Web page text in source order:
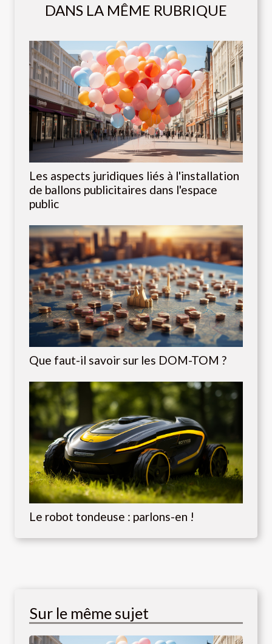
DANS LA MÊME RUBRIQUE
Les aspects juridiques liés à l'installation
de ballons publicitaires dans l'espace
public
Que faut-il savoir sur les DOM-TOM ?
Le robot tondeuse : parlons-en !
Sur le même sujet